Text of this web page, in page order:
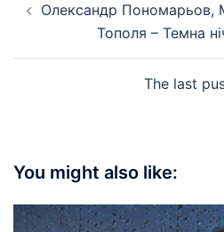
navigation
Олександр Пономарьов,
Тополя – Темна
The last
You might also like: